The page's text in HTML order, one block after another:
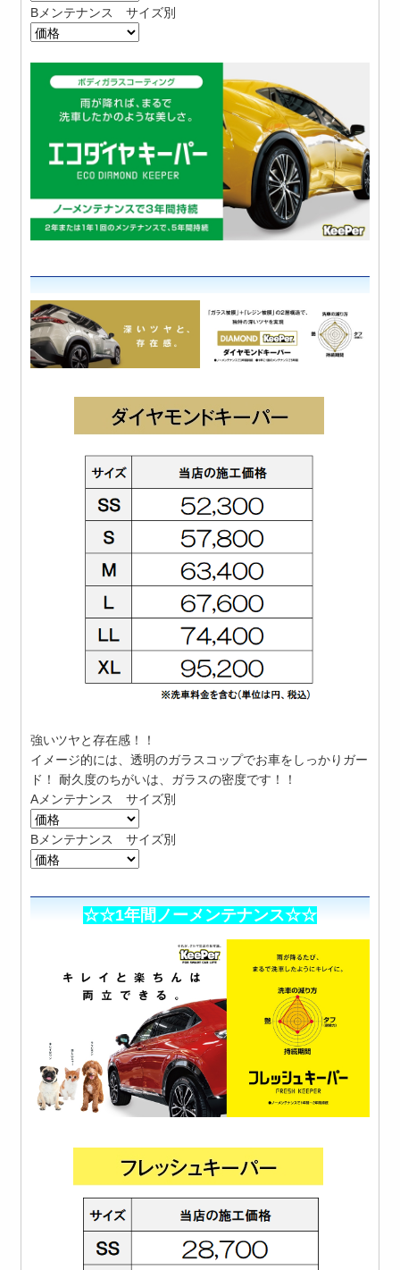
Bメンテナンス サイズ別
強いツヤと存在感！！
イメージ的には、透明のガラスコップでお車をしっかりガー
ド！ 耐久度のちがいは、ガラスの密度です！！
Aメンテナンス サイズ別
Bメンテナンス サイズ別
☆☆1年間ノーメンテナンス☆☆